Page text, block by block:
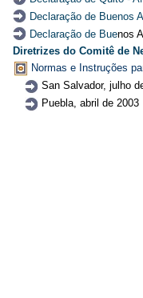
Declaração de Buenos
Declaração de Buenos
Diretrizes do Comitê de
Normas e Instruções
San Salvador, julho
Puebla, abril de 2003